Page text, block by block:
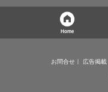
Home
お問合せ 広告掲載